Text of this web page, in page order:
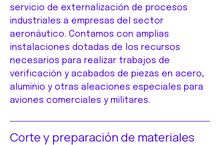
servicio de externalización de procesos
industriales a empresas del sector
aeronáutico. Contamos con amplias
instalaciones dotadas de los recursos
necesarios para realizar trabajos de
verificación y acabados de piezas en acero,
aluminio y otras aleaciones especiales para
aviones comerciales y militares.
Corte y preparación de materiales